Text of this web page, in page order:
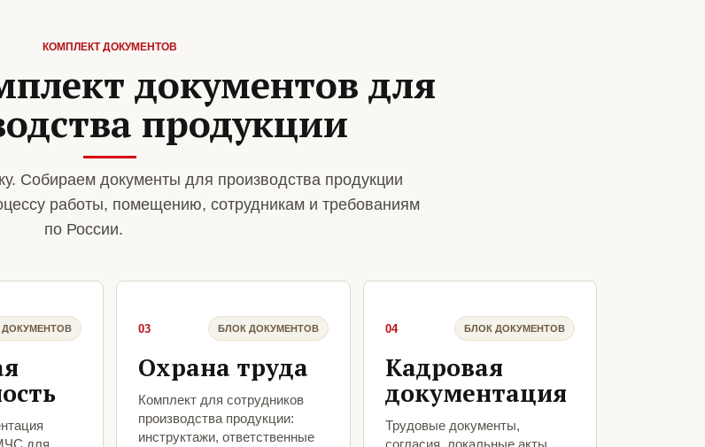
КОМПЛЕКТ ДОКУМЕНТОВ
документов для
продукции
Собираем документы для производства продукции
работы, помещению, сотрудникам и требованиям
по России.
ДОКУМЕНТОВ 03 БЛОК ДОКУМЕНТОВ
Охрана труда
Комплект для сотрудников
производства продукции:
инструктажи, ответственные
04 БЛОК ДОКУМЕНТОВ
Кадровая
документация
Трудовые документы,